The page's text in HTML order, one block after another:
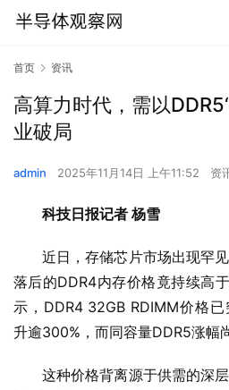
首页 资讯
高算力时代，需以
业破局
admin 2025年11月14日 上午11:52 资
科技日报记者 杨雪
近日，存储芯片市场出现罕
落后的DDR4内存价格竟持续高
示，DDR4 32GB RDIMM价格
升逾300%，而同容量DDR5涨幅
这种价格背离源于供需的深